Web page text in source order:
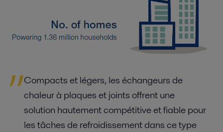
Compacts et légers, les échangeurs de
chaleur à plaques et joints offrent une
solution hautement compétitive et fiable pour
les tâches de refroidissement dans ce type